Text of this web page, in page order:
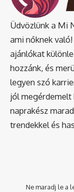
Üdvözlünk a Mi
ami nőknek
ajánlókat
hozzánk, és
legyen szó
jól megérdemelt
naprakész
trendekkel és
Ne maradj le a